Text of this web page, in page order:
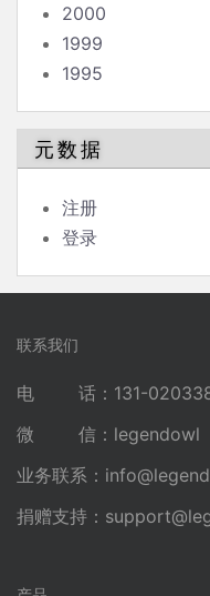
2000
1999
1995
元数据
注册
登录
联系我们
电 话：131-
微 信：legendowl（
业务联系：
捐赠支持：